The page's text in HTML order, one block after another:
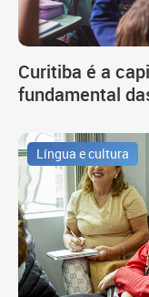
Curitiba é a
fundamental
Língua e cultura